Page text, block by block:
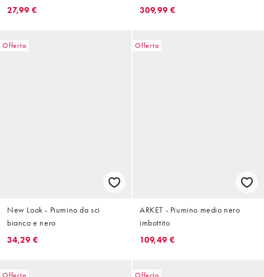
27,99 €
309,99 €
Offerta
New Look - Piumino da sci
bianco e nero
34,29 €
Offerta
ARKET - Piumino medio nero
imbottito
109,49 €